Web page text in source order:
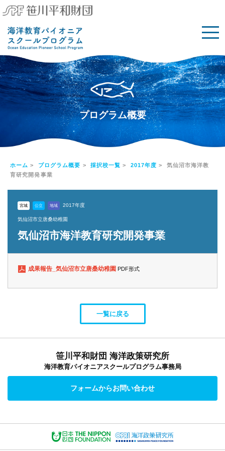
プログラム概要
ホーム > プログラム概要 > 採択校一覧 > 2017年度 > 気仙沼市海洋教
育研究開発事業
宮城 公立 地域 2017年度
気仙沼市立唐桑幼稚園
気仙沼市海洋教育研究開発事業
成果報告_気仙沼市立唐桑幼稚園 PDF形式
一覧に戻る
笹川平和財団 海洋政策研究所
海洋教育パイオニアスクールプログラム事務局
フォームからお問い合わせ